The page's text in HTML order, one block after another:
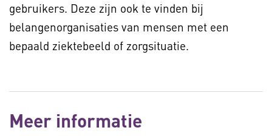
gebruikers. Deze zijn ook te vinden bij
belangenorganisaties van mensen met een
bepaald ziektebeeld of zorgsituatie.
Meer informatie